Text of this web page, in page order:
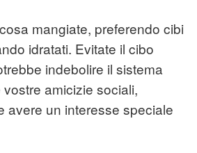
mangiate, preferendo cibi
idratati. Evitate il cibo
indebolire il sistema
amicizie sociali,
avere un interesse speciale